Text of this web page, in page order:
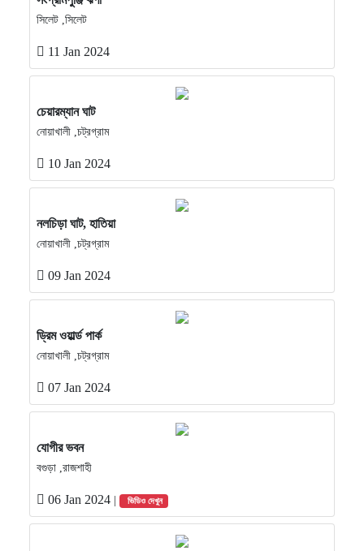
সিলেট ,সিলেট
11 Jan 2024
চেয়ারম্যান ঘাট
নোয়াখালী ,চট্রগ্রাম
10 Jan 2024
নলচিড়া ঘাট, হাতিয়া
নোয়াখালী ,চট্রগ্রাম
09 Jan 2024
ড্রিম ওয়ার্ল্ড পার্ক
নোয়াখালী ,চট্রগ্রাম
07 Jan 2024
যোগীর ভবন
বগুড়া ,রাজশাহী
06 Jan 2024 ভিডিও দেখুন